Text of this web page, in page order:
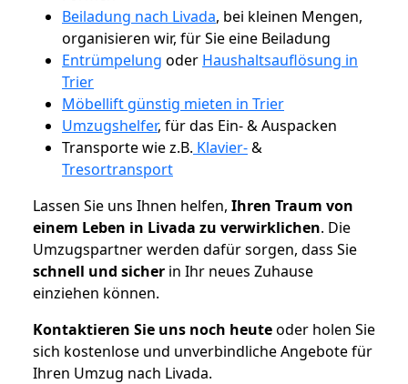
Beiladung nach Livada, bei kleinen Mengen,
organisieren wir, für Sie eine Beiladung
Entrümpelung oder Haushaltsauflösung in
Trier
Möbellift günstig mieten in Trier
Umzugshelfer, für das Ein- & Auspacken
Transporte wie z.B. Klavier-&
Tresortransport
Lassen Sie uns Ihnen helfen, Ihren Traum von
einem Leben in Livada zu verwirklichen. Die
Umzugspartner werden dafür sorgen, dass Sie
schnell und sicher in Ihr neues Zuhause
einziehen können.
Kontaktieren Sie uns noch heuteoder holen Sie
sich kostenlose und unverbindliche Angebote für
Ihren Umzug nach Livada.